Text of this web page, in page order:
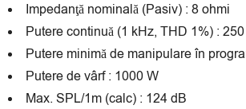
Impedanţă nominală (Pasiv) : 8 ohmi
Putere continuă (1 kHz, THD 1%) :
Putere minimă de manipulare în
Putere de vârf : 1000 W
Max. SPL/1m (calc) : 124 dB